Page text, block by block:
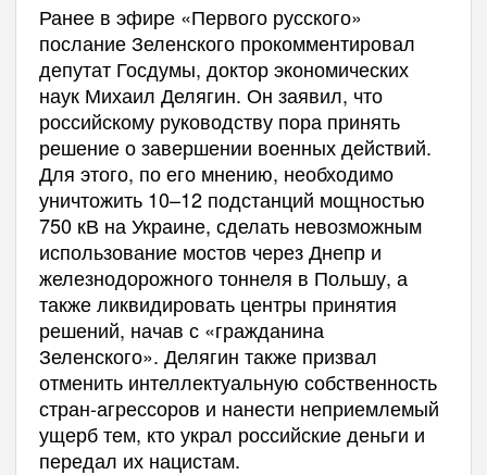
Ранее в эфире «Первого русского»
послание Зеленского прокомментировал
депутат Госдумы, доктор экономических
наук Михаил Делягин. Он заявил, что
российскому руководству пора принять
решение о завершении военных действий.
Для этого, по его мнению, необходимо
уничтожить 10–12 подстанций мощностью
750 кВ на Украине, сделать невозможным
использование мостов через Днепр и
железнодорожного тоннеля в Польшу, а
также ликвидировать центры принятия
решений, начав с «гражданина
Зеленского». Делягин также призвал
отменить интеллектуальную собственность
стран-агрессоров и нанести неприемлемый
ущерб тем, кто украл российские деньги и
передал их нацистам.